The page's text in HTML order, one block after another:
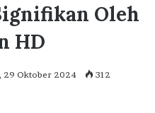
Oleh
HD
29 Oktober 2024 312